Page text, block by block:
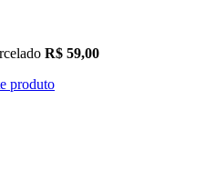
R$ 59,00
produto